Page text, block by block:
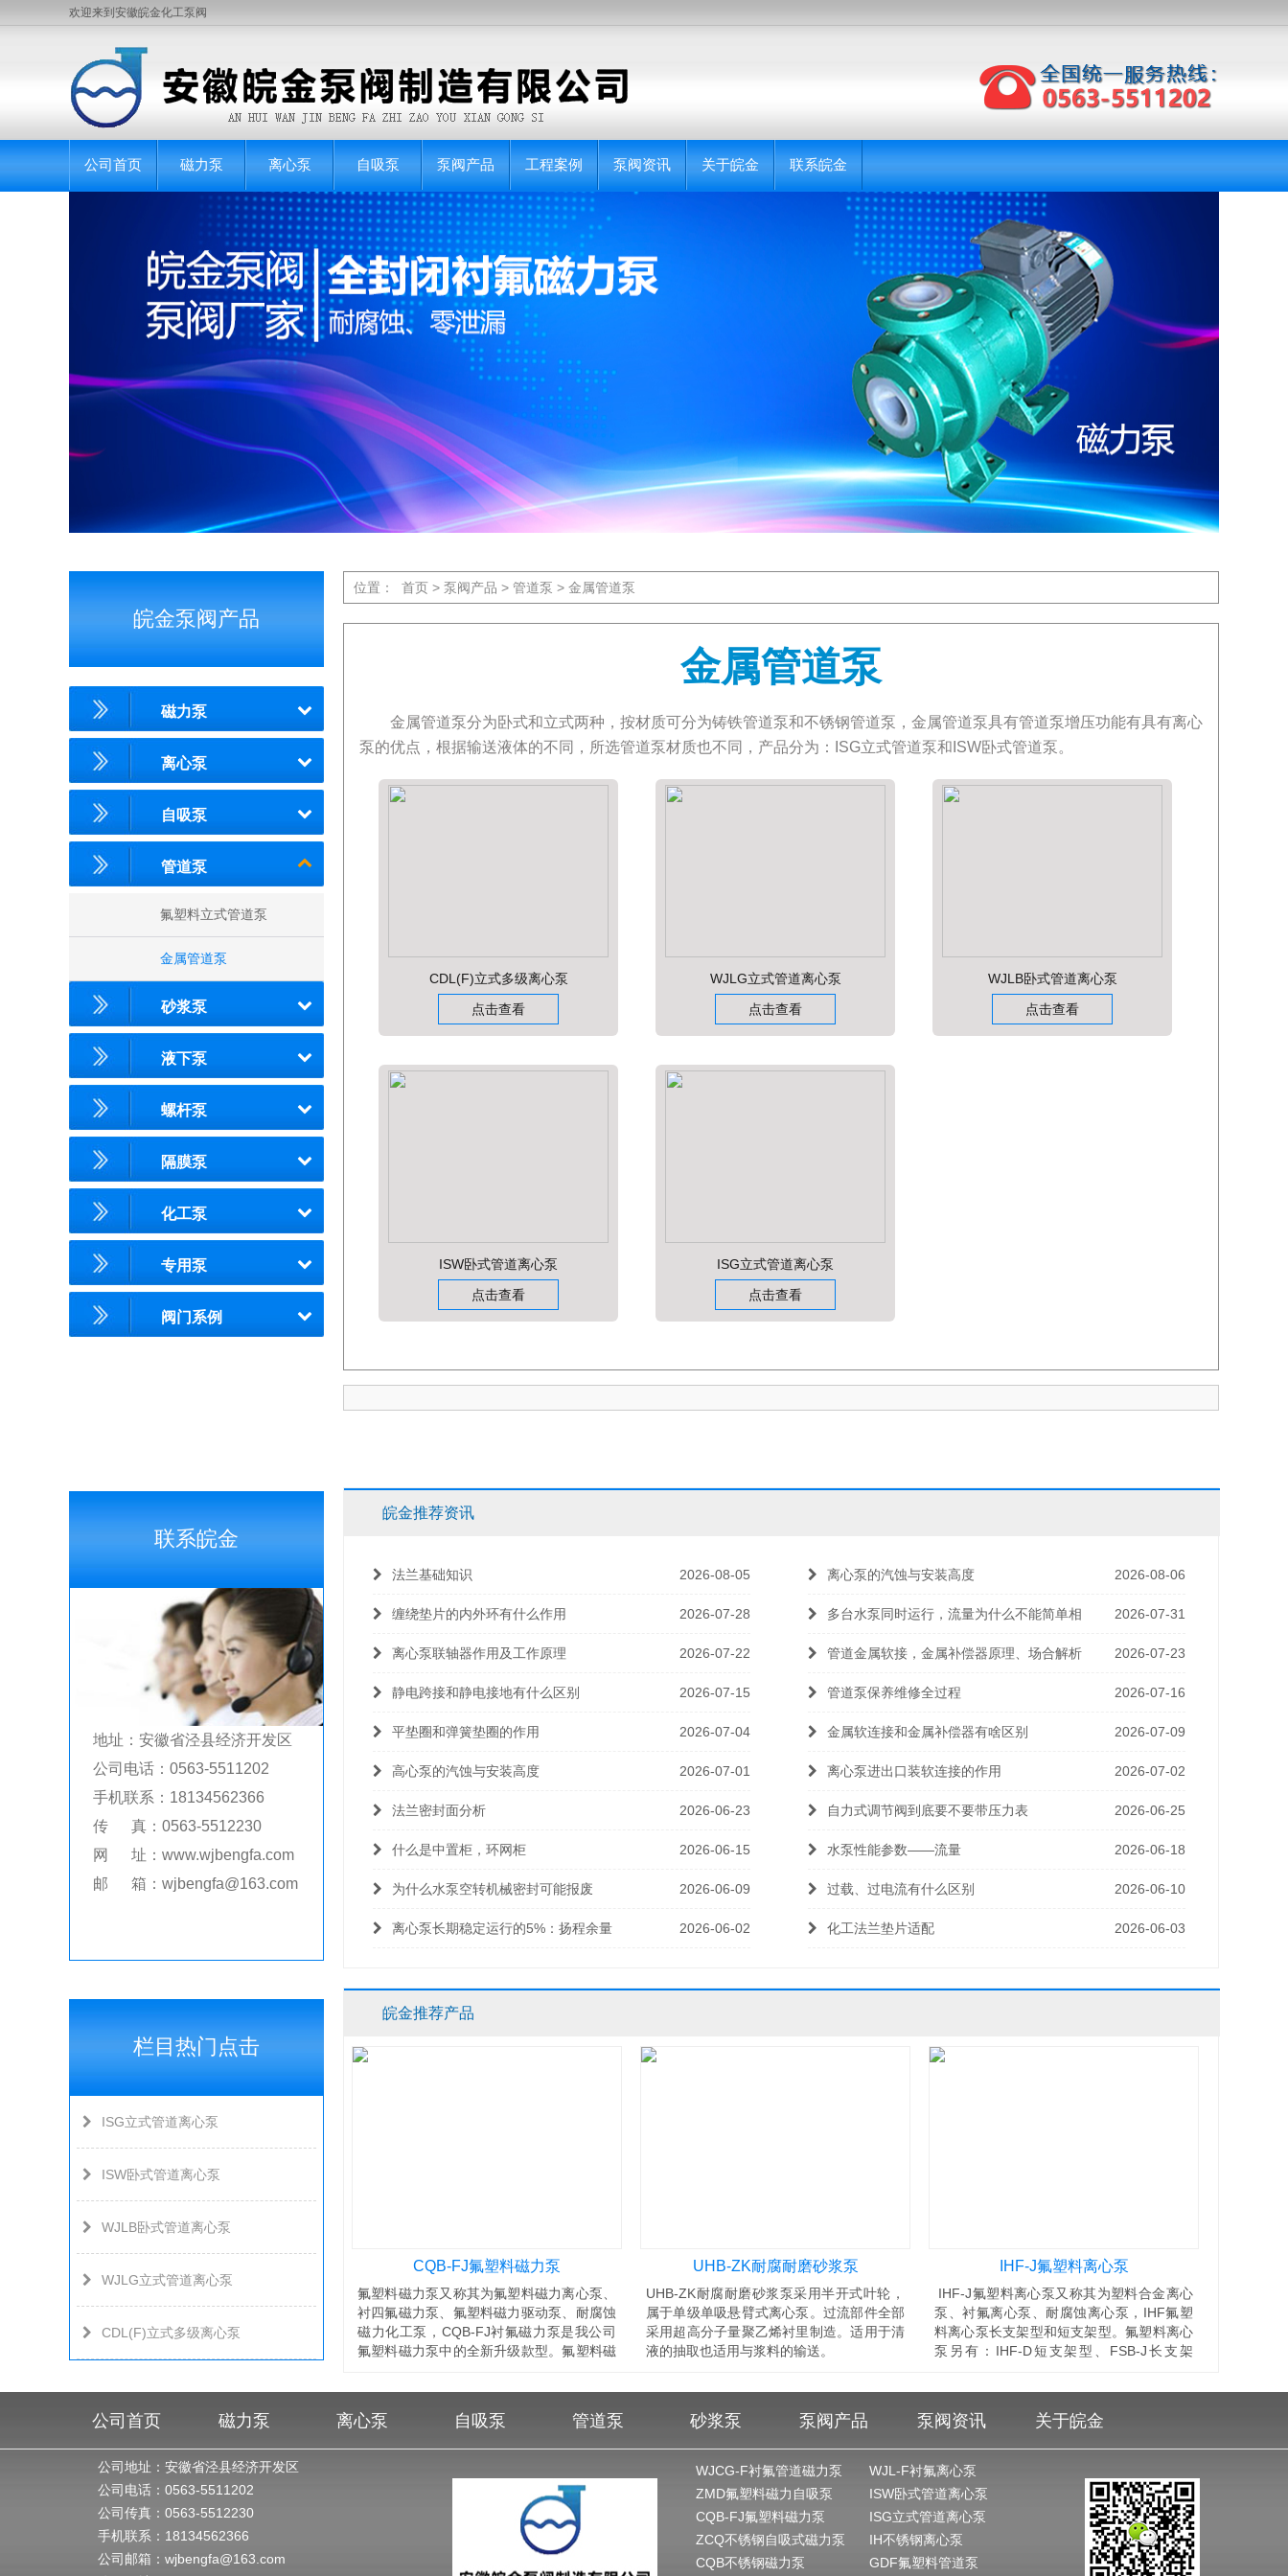
欢迎来到安徽皖金化工泵阀
公司首页 磁力泵 离心泵 自吸泵 泵阀产品 工程案例 泵阀资讯 关于皖金 联系皖金
皖金泵阀产品
磁力泵
离心泵
自吸泵
管道泵
氟塑料立式管道泵
金属管道泵
砂浆泵
液下泵
螺杆泵
隔膜泵
化工泵
专用泵
阀门系例
联系皖金
地址：安徽省泾县经济开发区
公司电话：0563-5511202
手机联系：18134562366
传 真：0563-5512230
网 址：www.wjbengfa.com
邮 箱：wjbengfa@163.com
栏目热门点击
ISG立式管道离心泵
ISW卧式管道离心泵
WJLB卧式管道离心泵
WJLG立式管道离心泵
CDL(F)立式多级离心泵
位置： 首页 > 泵阀产品 > 管道泵 > 金属管道泵
金属管道泵
金属管道泵分为卧式和立式两种，按材质可分为铸铁管道泵和不锈钢管道泵，金属管道泵具有管道泵增压功能有具有离心
泵的优点，根据输送液体的不同，所选管道泵材质也不同，产品分为：ISG立式管道泵和ISW卧式管道泵。
CDL(F)立式多级离心泵
点击查看
WJLG立式管道离心泵
点击查看
WJLB卧式管道离心泵
点击查看
ISW卧式管道离心泵
点击查看
ISG立式管道离心泵
点击查看
皖金推荐资讯
法兰基础知识 2026-08-05
缠绕垫片的内外环有什么作用 2026-07-28
离心泵联轴器作用及工作原理 2026-07-22
静电跨接和静电接地有什么区别 2026-07-15
平垫圈和弹簧垫圈的作用 2026-07-04
高心泵的汽蚀与安装高度 2026-07-01
法兰密封面分析 2026-06-23
什么是中置柜，环网柜 2026-06-15
为什么水泵空转机械密封可能报废 2026-06-09
离心泵长期稳定运行的5%：扬程余量 2026-06-02
离心泵的汽蚀与安装高度 2026-08-06
多台水泵同时运行，流量为什么不能简单相 2026-07-31
管道金属软接，金属补偿器原理、场合解析 2026-07-23
管道泵保养维修全过程 2026-07-16
金属软连接和金属补偿器有啥区别 2026-07-09
离心泵进出口装软连接的作用 2026-07-02
自力式调节阀到底要不要带压力表 2026-06-25
水泵性能参数——流量 2026-06-18
过载、过电流有什么区别 2026-06-10
化工法兰垫片适配 2026-06-03
皖金推荐产品
CQB-FJ氟塑料磁力泵
氟塑料磁力泵又称其为氟塑料磁力离心泵、
衬四氟磁力泵、氟塑料磁力驱动泵、耐腐蚀
磁力化工泵，CQB-FJ衬氟磁力泵是我公司
氟塑料磁力泵中的全新升级款型。氟塑料磁
UHB-ZK耐腐耐磨砂浆泵
UHB-ZK耐腐耐磨砂浆泵采用半开式叶轮，
属于单级单吸悬臂式离心泵。过流部件全部
采用超高分子量聚乙烯衬里制造。适用于清
液的抽取也适用与浆料的输送。
IHF-J氟塑料离心泵
IHF-J氟塑料离心泵又称其为塑料合金离心
泵、衬氟离心泵、耐腐蚀离心泵，IHF氟塑
料离心泵长支架型和短支架型。氟塑料离心
泵另有：IHF-D短支架型、FSB-J长支架
泵、FZB氟塑料自吸泵。
公司首页 磁力泵 离心泵 自吸泵 管道泵 砂浆泵 泵阀产品 泵阀资讯 关于皖金
公司地址：安徽省泾县经济开发区
公司电话：0563-5511202
公司传真：0563-5512230
手机联系：18134562366
公司邮箱：wjbengfa@163.com
WJCG-F衬氟管道磁力泵
ZMD氟塑料磁力自吸泵
CQB-FJ氟塑料磁力泵
ZCQ不锈钢自吸式磁力泵
CQB不锈钢磁力泵
WJL-F衬氟离心泵
ISW卧式管道离心泵
ISG立式管道离心泵
IH不锈钢离心泵
GDF氟塑料管道泵